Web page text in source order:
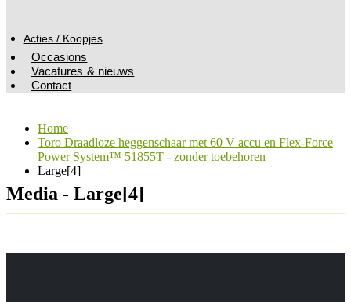
Acties / Koopjes
Occasions
Vacatures & nieuws
Contact
Home
Toro Draadloze heggenschaar met 60 V accu en Flex-Force
Power System™ 51855T - zonder toebehoren
Large[4]
Media - Large[4]